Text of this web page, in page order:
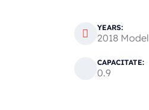
YEARS:
2018 Model
CAPACITATE:
0.9